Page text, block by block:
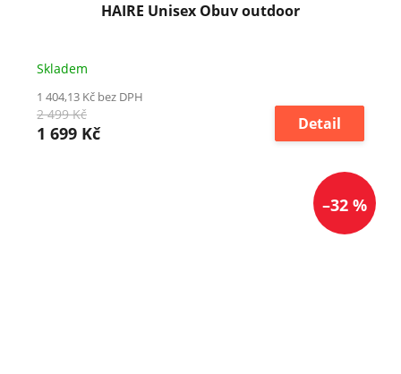
HAIRE Unisex Obuv outdoor
Skladem
1 404,13 Kč bez DPH
2 499 Kč
1 699 Kč Detail
–32 %